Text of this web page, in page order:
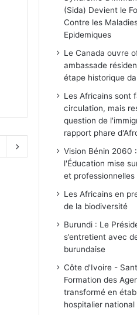
(Sida) Devient le
Contre les
Epidemiques
Le Canada ouvre
ambassade
étape historique
Les Africains sont
circulation, mais
question de
rapport phare
Vision Bénin 2060
l'Éducation mise
et professionnelles
Les Africains en
de la biodiversité
Burundi : Le
s’entretient avec
burundaise
Côte d'Ivoire -
Formation des
transformé en
hospitalier national